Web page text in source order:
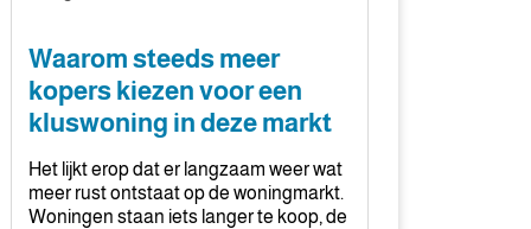
Waarom steeds meer
kopers kiezen voor een
kluswoning in deze markt
Het lijkt erop dat er langzaam weer wat
meer rust ontstaat op de woningmarkt.
Woningen staan iets langer te koop, de